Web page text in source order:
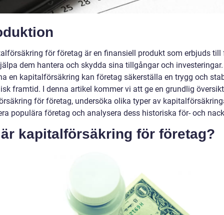
för företag är en finansiell produkt som erbjuds till
dem hantera och skydda sina tillgångar och
en kapitalförsäkring kan företag säkerställa en trygg och
framtid. I denna artikel kommer vi att ge en grundlig
för företag, undersöka olika typer av
populära företag och analysera dess historiska för- och
kapitalförsäkring för företag?